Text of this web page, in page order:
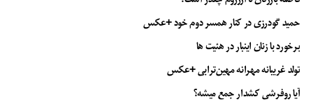
آخرین قیمت دلار آخرین قیمت دلار در بازار
آخرین نرخ ارز در مبادلات امروز
اخرین قیمت دلار در صرافی ها
افزایش قیمت دلار و سکه
برنامه بانک مرکزی برای کاهش قیمت دلار
خرید و فروش دلار در فضای مجازی
حمید گودرزی در کنار همسر دوم خود +عکس
برخورد با زنان اینبار در هئیت ها
تولد غریبانه مهرانه مهین‌ترابی +عکس
آیا روفرشی کشدار جمع میشه؟